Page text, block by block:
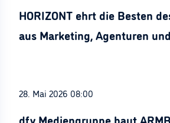
HORIZONT ehrt die Besten
aus Marketing, Agenturen
28. Mai 2026 08:00
dfv Mediengruppe baut